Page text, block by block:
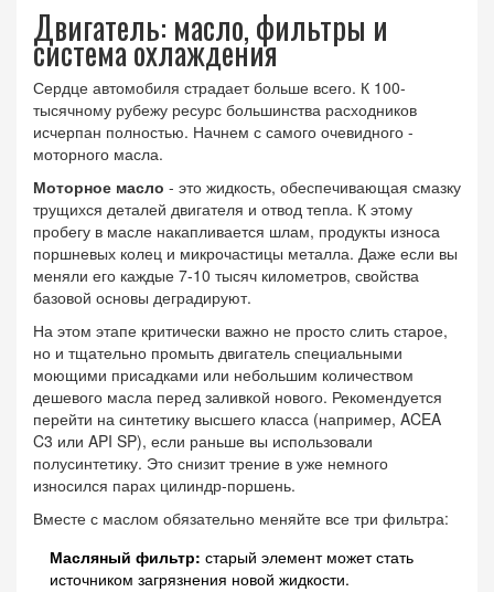
Двигатель: масло, фильтры и
система охлаждения
Сердце автомобиля страдает больше всего. К 100-
тысячному рубежу ресурс большинства расходников
исчерпан полностью. Начнем с самого очевидного -
моторного масла.
Моторное масло - это жидкость, обеспечивающая смазку
трущихся деталей двигателя и отвод тепла. К этому
пробегу в масле накапливается шлам, продукты износа
поршневых колец и микрочастицы металла. Даже если вы
меняли его каждые 7-10 тысяч километров, свойства
базовой основы деградируют.
На этом этапе критически важно не просто слить старое,
но и тщательно промыть двигатель специальными
моющими присадками или небольшим количеством
дешевого масла перед заливкой нового. Рекомендуется
перейти на синтетику высшего класса (например, ACEA
C3 или API SP), если раньше вы использовали
полусинтетику. Это снизит трение в уже немного
износился парах цилиндр-поршень.
Вместе с маслом обязательно меняйте все три фильтра:
Масляный фильтр: старый элемент может стать
источником загрязнения новой жидкости.